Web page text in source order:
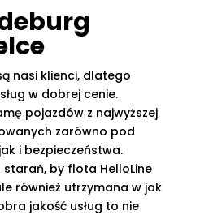
nasi klienci, dlatego
w dobrej cenie.
pojazdów z najwyższej
zarówno pod
i bezpieczeństwa.
starań, by flota HelloLine
również utrzymana w jak
jakość usług to nie